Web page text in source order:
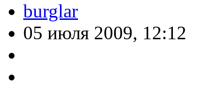
burglar
05 июля 2009, 12:12